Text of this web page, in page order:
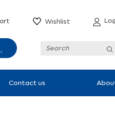
Wishlist
Contact us